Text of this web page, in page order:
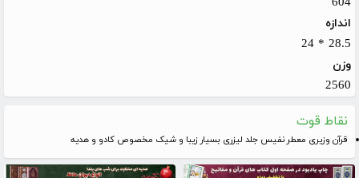
اندازه
28.5 * 24
وزن
2560
نقاط قوت
قرآن وزیری معطر نفیس جلد لیزری بسیار زیبا و شیک مخصوص کادو و هدیه